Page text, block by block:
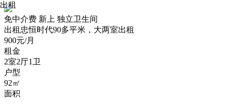
免中介费 新上 独立卫生间
出租 忠恒时代90多平米，大两室出租
900元/月
租金
2室2厅1卫
户型
92㎡
面积
出租